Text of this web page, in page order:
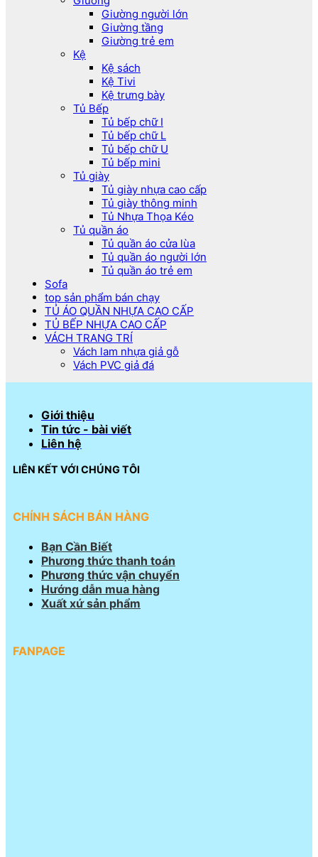
Giường người lớn
Giường tầng
Giường trẻ em
Kệ
Kệ sách
Kệ Tivi
Kệ trưng bày
Tủ Bếp
Tủ bếp chữ I
Tủ bếp chữ L
Tủ bếp chữ U
Tủ bếp mini
Tủ giày
Tủ giày nhựa cao cấp
Tủ giày thông minh
Tủ Nhựa Thọa Kéo
Tủ quần áo
Tủ quần áo cửa lùa
Tủ quần áo người lớn
Tủ quần áo trẻ em
Sofa
top sản phẩm bán chạy
TỦ ÁO QUẦN NHỰA CAO CẤP
TỦ BẾP NHỰA CAO CẤP
VÁCH TRANG TRÍ
Vách lam nhựa giả gỗ
Vách PVC giả đá
Giới thiệu
Tin tức - bài viết
Liên hệ
LIÊN KẾT VỚI CHÚNG TÔI
CHÍNH SÁCH BÁN HÀNG
Bạn Cần Biết
Phương thức thanh toán
Phương thức vận chuyển
Hướng dẫn mua hàng
Xuất xứ sản phẩm
FANPAGE